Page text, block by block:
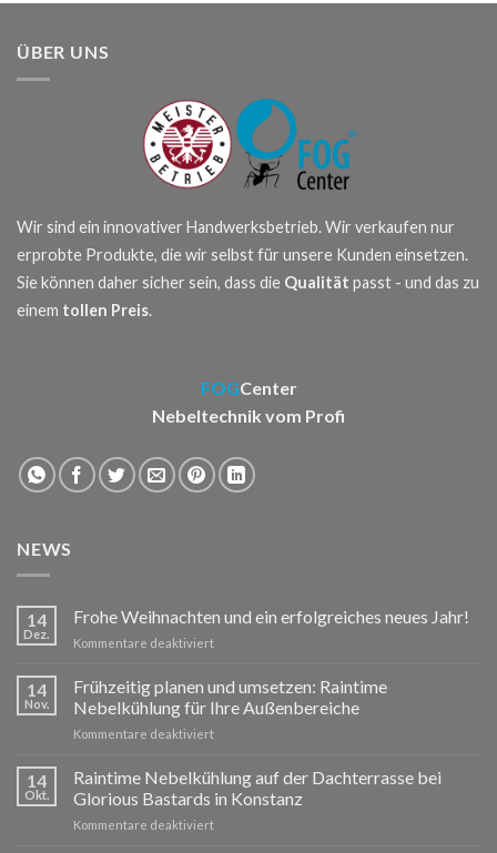
ÜBER UNS
Wir sind ein innovativer Handwerksbetrieb. Wir verkaufen nur
erprobte Produkte, die wir selbst für unsere Kunden einsetzen.
Sie können daher sicher sein, dass die Qualität passt - und das zu
einem tollen Preis.
FOGCenter
Nebeltechnik vom Profi
NEWS
14
Dez.
Frohe Weihnachten und ein erfolgreiches neues Jahr!
Kommentare deaktiviertfür
Weihnachten
ein
erfolgreiches
Jahr!
14
Nov.
Frühzeitig planen und umsetzen: Raintime
Nebelkühlung für Ihre Außenbereiche
Kommentare deaktiviertfür
planen
umsetzen:
Raintime
14
Okt.
Raintime Nebelkühlung auf der Dachterrasse bei
Glorious Bastards in Konstanz
Kommentare deaktiviertfür